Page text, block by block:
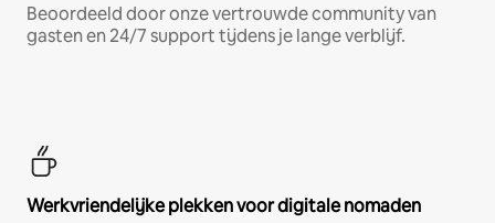
Beoordeeld door onze vertrouwde community van
gasten en 24/7 support tijdens je lange verblijf.
Werkvriendelijke plekken voor digitale nomaden